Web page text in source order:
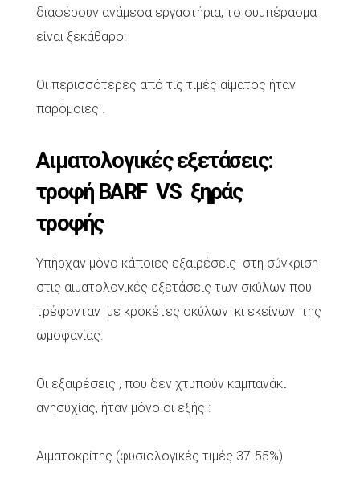
διαφέρουν ανάμεσα εργαστήρια, το συμπέρασμα
είναι ξεκάθαρο:
Οι περισσότερες από τις τιμές αίματος ήταν
παρόμοιες .
Αιματολογικές εξετάσεις:
τροφή BARF VS ξηράς
τροφής
Υπήρχαν μόνο κάποιες εξαιρέσεις στη σύγκριση
στις αιματολογικές εξετάσεις των σκύλων που
τρέφονταν με κροκέτες σκύλων κι εκείνων της
ωμοφαγίας.
Οι εξαιρέσεις , που δεν χτυπούν καμπανάκι
ανησυχίας, ήταν μόνο οι εξής :
Αιματοκρίτης (φυσιολογικές τιμές 37-55%)